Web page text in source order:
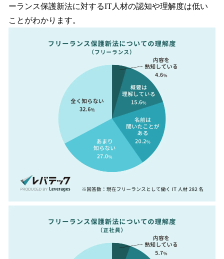
ーランス保護新法に対するIT人材の認知や理解度は低い
ことがわかります。